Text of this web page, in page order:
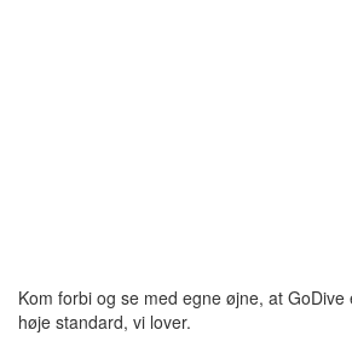
Kom forbi og se med egne øjne, at
høje standard, vi lover.